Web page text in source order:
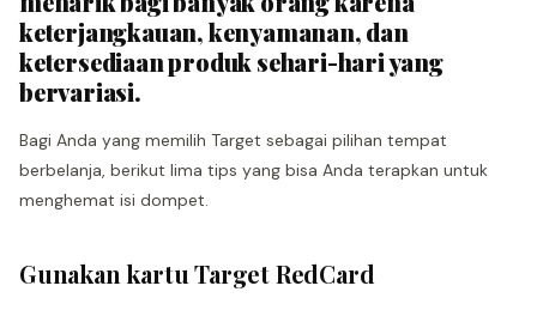
keterjangkauan, kenyamanan, dan
ketersediaan produk sehari-hari yang
bervariasi.
Bagi Anda yang memilih Target sebagai pilihan tempat
berbelanja, berikut lima tips yang bisa Anda terapkan untuk
menghemat isi dompet.
Gunakan kartu Target RedCard